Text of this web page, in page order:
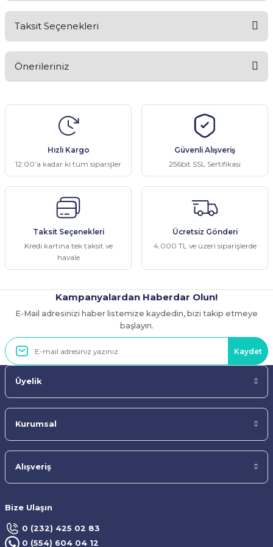
Taksit Seçenekleri
Önerileriniz
konularda yetersiz gördüğünüz noktaları öneri formunu kullanarak
tarafımıza iletebilirsiniz.
Görüş ve önerileriniz için teşekkür ederiz.
Ürün resmi kalitesiz, bozuk veya görüntülenemiyor.
Ürün bilgilerinde hatalar bulunuyor.
Ürün fiyatı diğer sitelerden daha pahalı.
Bu ürüne benzer farklı alternatifler olmalı.
Gönder
Hızlı Kargo
12:00’a kadar ki tüm siparişler
Güvenli Alışveriş
256bit SSL Sertifikası
Taksit Seçenekleri
Kredi kartına tek taksit ve
havale
Ücretsiz Gönderi
4.000 TL ve üzeri siparişlerde
Kampanyalardan Haberdar Olun!
E-Mail adresinizi haber listemize kaydedin, bizi takip etmeye
başlayın.
Kaydet
Üyelik
Kurumsal
Alışveriş
Bize Ulaşın
0 (232) 425 02 83
0 (554) 604 04 12